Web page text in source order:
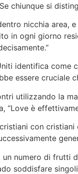
chiunque si
nicchia
in ogni giorno
identifica
essere cruciale
utilizzando la
“Love è
con
numero di frutti
soddisfare